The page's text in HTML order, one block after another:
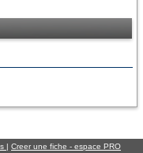
| Creer une fiche - espace PRO